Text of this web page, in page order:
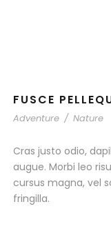
FUSCE
Adventure / Nature
Cras justo odio,
augue. Morbi leo
cursus magna, vel
fringilla.